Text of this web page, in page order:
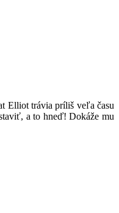
Elliot trávia príliš veľa času
a to hneď! Dokáže mu